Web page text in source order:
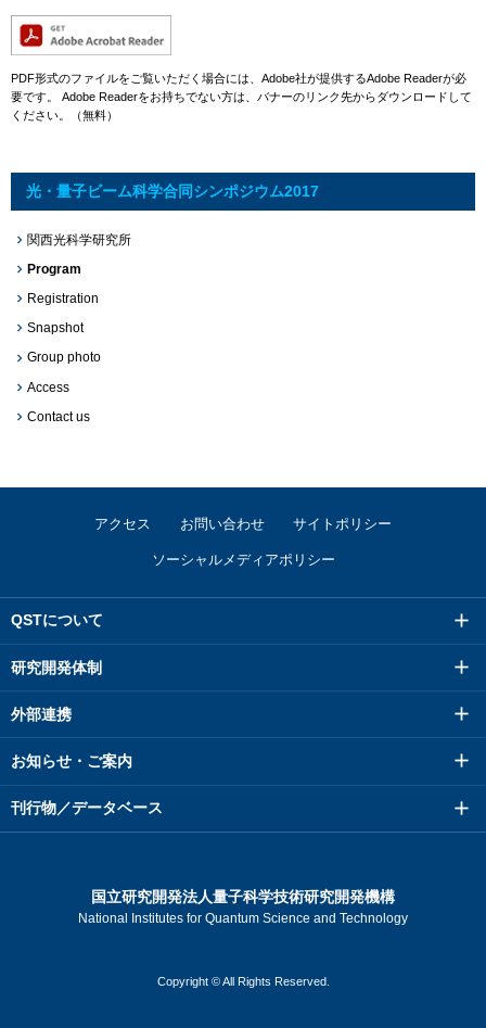
PDF形式のファイルをご覧いただく場合には、Adobe社が提供するAdobe Readerが必
要です。
Adobe Readerをお持ちでない方は、バナーのリンク先からダウンロードして
ください。（無料）
光・量子ビーム科学合同シンポジウム2017
関西光科学研究所
Program
Registration
Snapshot
Group photo
Access
Contact us
アクセス お問い合わせ サイトポリシー
ソーシャルメディアポリシー
QSTについて
研究開発体制
外部連携
お知らせ・ご案内
刊行物／データベース
国立研究開発法人量子科学技術研究開発機構
National Institutes for Quantum Science and Technology
Copyright © All Rights Reserved.